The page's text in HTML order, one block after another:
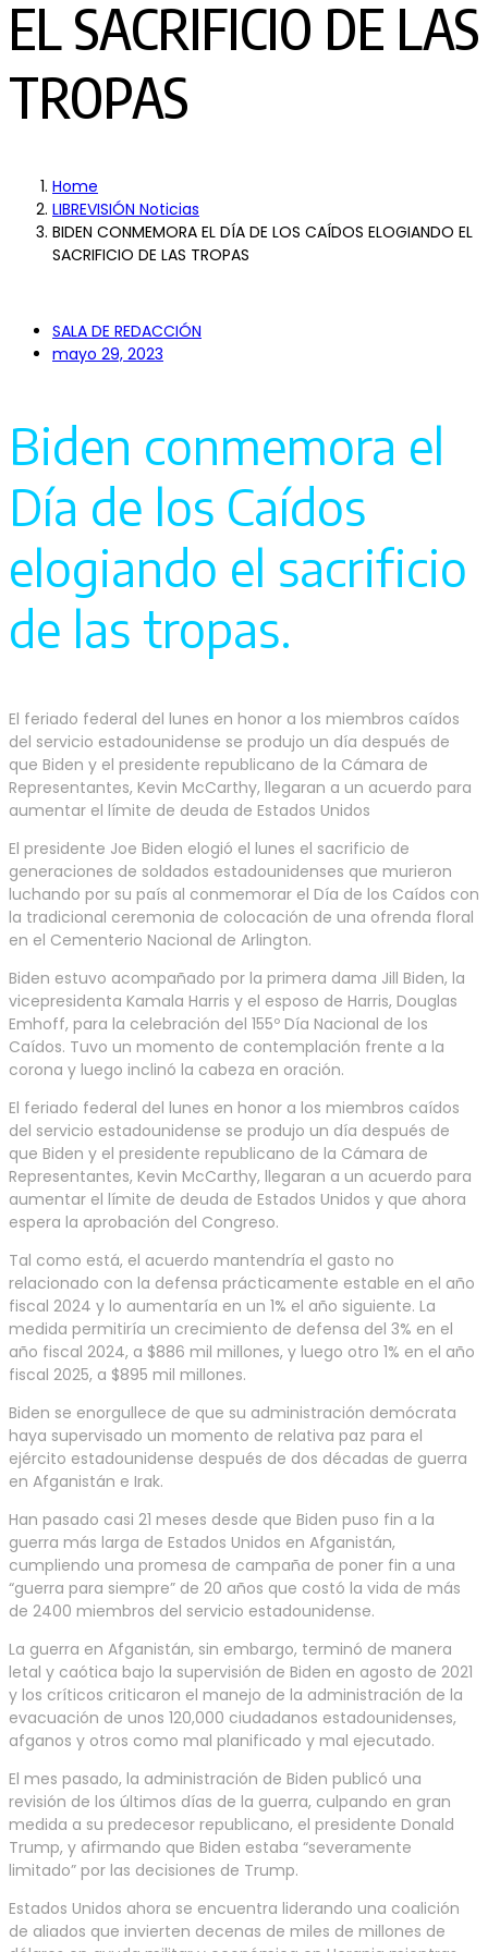
EL SACRIFICIO DE LAS
TROPAS
Home
LIBREVISIÓN Noticias
BIDEN CONMEMORA EL DÍA DE LOS CAÍDOS ELOGIANDO EL
SACRIFICIO DE LAS TROPAS
SALA DE REDACCIÓN
mayo 29, 2023
Biden conmemora el
Día de los Caídos
elogiando el sacrificio
de las tropas.
El feriado federal del lunes en honor a los miembros caídos
del servicio estadounidense se produjo un día después de
que Biden y el presidente republicano de la Cámara de
Representantes, Kevin McCarthy, llegaran a un acuerdo para
aumentar el límite de deuda de Estados Unidos
El presidente Joe Biden elogió el lunes el sacrificio de
generaciones de soldados estadounidenses que murieron
luchando por su país al conmemorar el Día de los Caídos con
la tradicional ceremonia de colocación de una ofrenda floral
en el Cementerio Nacional de Arlington.
Biden estuvo acompañado por la primera dama Jill Biden, la
vicepresidenta Kamala Harris y el esposo de Harris, Douglas
Emhoff, para la celebración del 155º Día Nacional de los
Caídos. Tuvo un momento de contemplación frente a la
corona y luego inclinó la cabeza en oración.
El feriado federal del lunes en honor a los miembros caídos
del servicio estadounidense se produjo un día después de
que Biden y el presidente republicano de la Cámara de
Representantes, Kevin McCarthy, llegaran a un acuerdo para
aumentar el límite de deuda de Estados Unidos y que ahora
espera la aprobación del Congreso.
Tal como está, el acuerdo mantendría el gasto no
relacionado con la defensa prácticamente estable en el año
fiscal 2024 y lo aumentaría en un 1% el año siguiente. La
medida permitiría un crecimiento de defensa del 3% en el
año fiscal 2024, a $886 mil millones, y luego otro 1% en el año
fiscal 2025, a $895 mil millones.
Biden se enorgullece de que su administración demócrata
haya supervisado un momento de relativa paz para el
ejército estadounidense después de dos décadas de guerra
en Afganistán e Irak.
Han pasado casi 21 meses desde que Biden puso fin a la
guerra más larga de Estados Unidos en Afganistán,
cumpliendo una promesa de campaña de poner fin a una
“guerra para siempre” de 20 años que costó la vida de más
de 2400 miembros del servicio estadounidense.
La guerra en Afganistán, sin embargo, terminó de manera
letal y caótica bajo la supervisión de Biden en agosto de 2021
y los críticos criticaron el manejo de la administración de la
evacuación de unos 120,000 ciudadanos estadounidenses,
afganos y otros como mal planificado y mal ejecutado.
El mes pasado, la administración de Biden publicó una
revisión de los últimos días de la guerra, culpando en gran
medida a su predecesor republicano, el presidente Donald
Trump, y afirmando que Biden estaba “severamente
limitado” por las decisiones de Trump.
Estados Unidos ahora se encuentra liderando una coalición
de aliados que invierten decenas de miles de millones de